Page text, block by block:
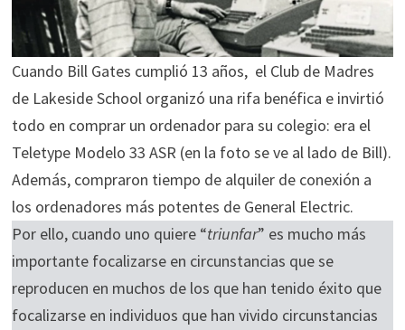
Cuando Bill Gates cumplió 13 años, el Club de Madres
de Lakeside School organizó una rifa benéfica e invirtió
todo en comprar un ordenador para su colegio: era el
Teletype Modelo 33 ASR (en la foto se ve al lado de Bill).
Además, compraron tiempo de alquiler de conexión a
los ordenadores más potentes de General Electric.
Por ello, cuando uno quiere “triunfar” es mucho más
importante focalizarse en circunstancias que se
reproducen en muchos de los que han tenido éxito que
focalizarse en individuos que han vivido circunstancias